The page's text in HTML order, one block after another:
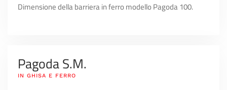
Dimensione della barriera in ferro modello Pagoda 100.
Pagoda S.M.
IN GHISA E FERRO